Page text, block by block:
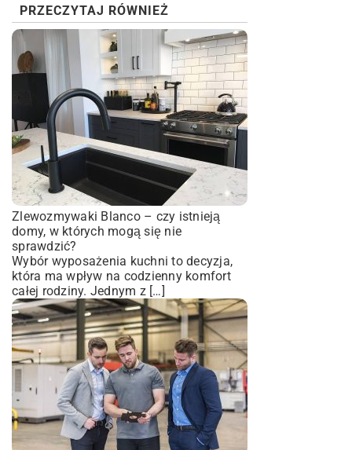
PRZECZYTAJ RÓWNIEŻ
Zlewozmywaki Blanco – czy istnieją
domy, w których mogą się nie
sprawdzić?
Wybór wyposażenia kuchni to decyzja,
która ma wpływ na codzienny komfort
całej rodziny. Jednym z […]